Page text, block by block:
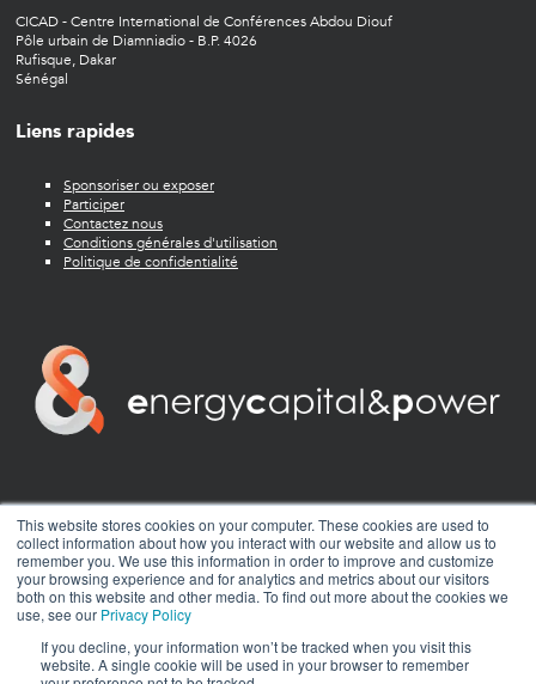
This website stores cookies on your computer. These cookies are used to
collect information about how you interact with our website and allow us to
remember you. We use this information in order to improve and customize
your browsing experience and for analytics and metrics about our visitors
both on this website and other media. To find out more about the cookies we
use, see our Privacy Policy
If you decline, your information won’t be tracked when you visit this
website. A single cookie will be used in your browser to remember
CICAD - Centre International de Conférences Abdou Diouf
Pôle urbain de Diamniadio - B.P. 4026
Rufisque, Dakar
Sénégal
Liens rapides
Sponsoriser ou exposer
Participer
Contactez nous
Conditions générales d'utilisation
Politique de confidentialité
twitter facebookyoutubelinkedininstagram